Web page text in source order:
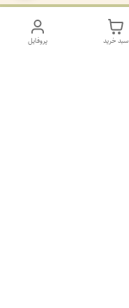
پروفایل سبد خرید